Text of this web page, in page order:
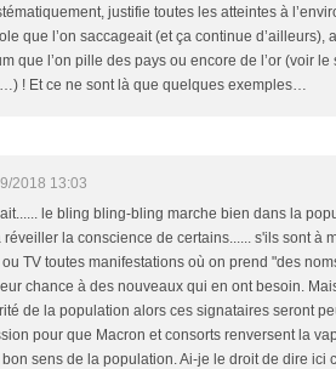
justifie toutes les atteintes à
que l’on saccageait (et ça continue d’ailleurs),
que l’on pille des pays ou encore de l’or (voir
! Et ce ne sont là que quelques exemples…
2018 13:03
le bling bling-bling marche bien dans la
la conscience de certains...... s'ils sont à
TV toutes manifestations où on prend "des
chance à des nouveaux qui en ont besoin.
de la population alors ces signataires seront
pour que Macron et consorts renversent la
sens de la population. Ai-je le droit de dire ici